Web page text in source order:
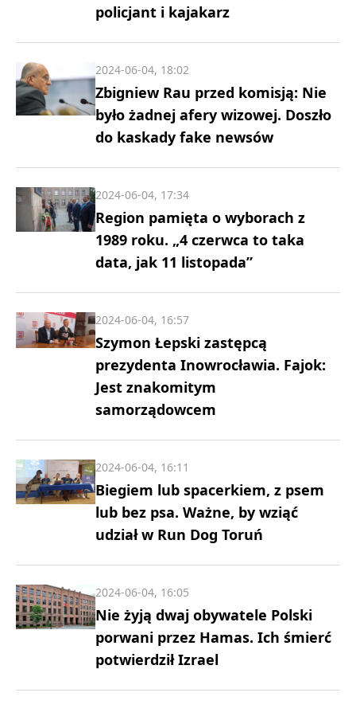
policjant i kajakarz
Zbigniew Rau przed komisją: Nie
było żadnej afery wizowej. Doszło
do kaskady fake newsów
2024-06-04, 18:02
Region pamięta o wyborach z
1989 roku. „4 czerwca to taka
data, jak 11 listopada”
2024-06-04, 17:34
Szymon Łepski zastępcą
prezydenta Inowrocławia. Fajok:
Jest znakomitym
samorządowcem
2024-06-04, 16:57
Biegiem lub spacerkiem, z psem
lub bez psa. Ważne, by wziąć
udział w Run Dog Toruń
2024-06-04, 16:11
Nie żyją dwaj obywatele Polski
porwani przez Hamas. Ich śmierć
potwierdził Izrael
2024-06-04, 16:05